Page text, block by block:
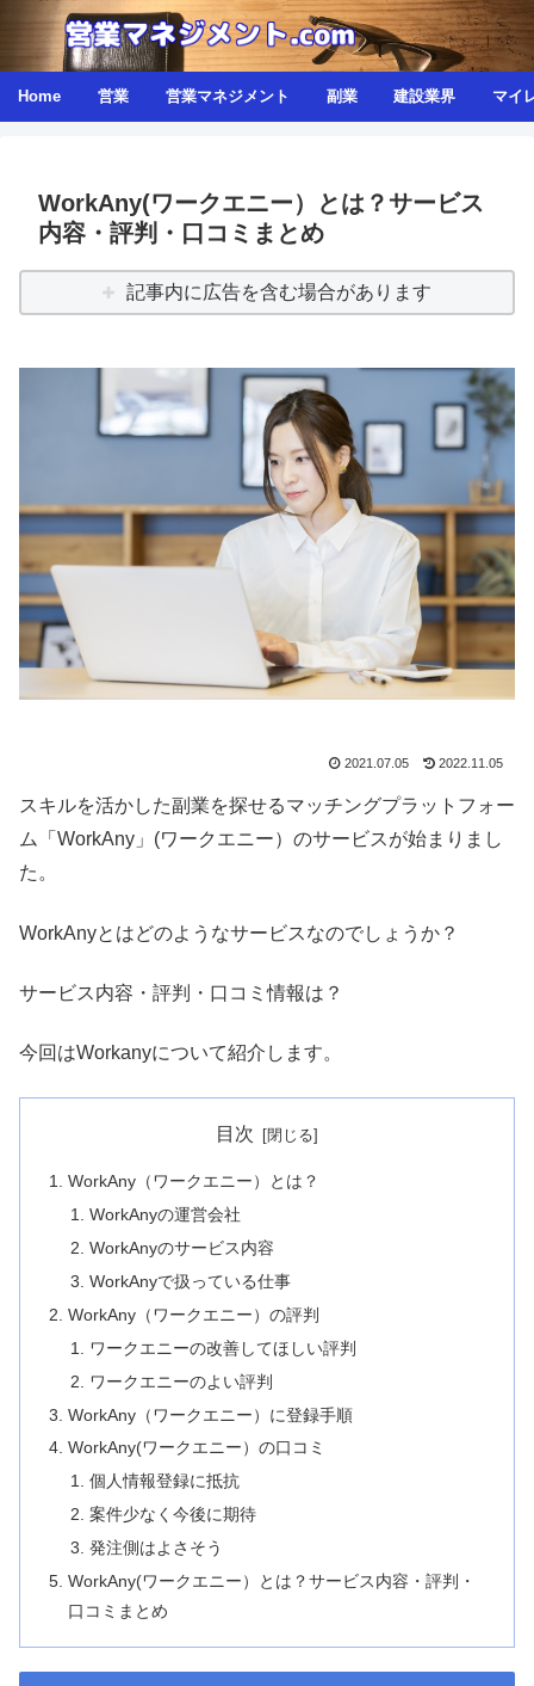
Home 営業 営業マネジメント 副業 建設業界 マイ
WorkAny(ワークエニー）とは？サービス
内容・評判・口コミまとめ
記事内に広告を含む場合があります
2021.07.05 2022.11.05
スキルを活かした副業を探せるマッチングプラットフォー
ム「WorkAny」(ワークエニー）のサービスが始まりまし
た。
WorkAnyとはどのようなサービスなのでしょうか？
サービス内容・評判・口コミ情報は？
今回はWorkanyについて紹介します。
目次
WorkAny（ワークエニー）とは？
WorkAnyの運営会社
WorkAnyのサービス内容
WorkAnyで扱っている仕事
WorkAny（ワークエニー）の評判
ワークエニーの改善してほしい評判
ワークエニーのよい評判
WorkAny（ワークエニー）に登録手順
WorkAny(ワークエニー）の口コミ
個人情報登録に抵抗
案件少なく今後に期待
発注側はよさそう
WorkAny(ワークエニー）とは？サービス内容・評判・
口コミまとめ